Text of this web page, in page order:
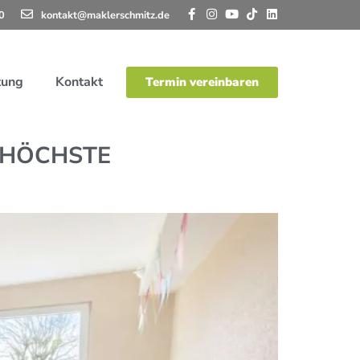
kontakt@maklerschmitz.de
Kontakt Termin vereinbaren